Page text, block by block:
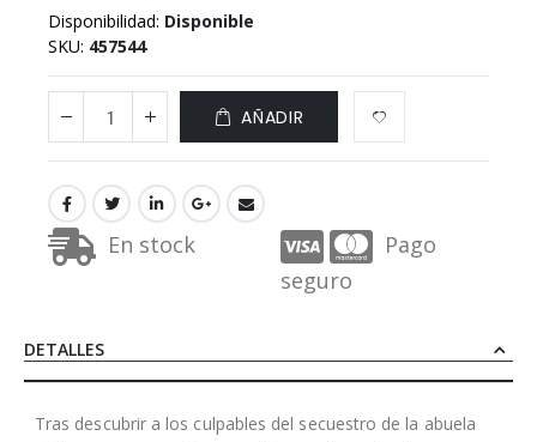
Disponibilidad: Disponible
SKU 457544
AÑADIR
En stock
Pago
seguro
DETALLES
Tras descubrir a los culpables del secuestro de la abuela